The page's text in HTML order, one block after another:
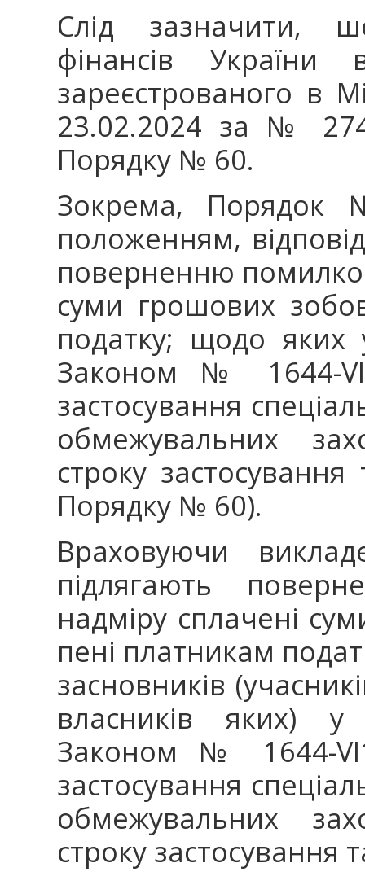
Слід зазначити,
фінансів
зареєстрованого в
23.02.2024 за №
Порядку № 60.
Зокрема,
положенням,
поверненню
суми грошових
податку; щодо яких
Законом № 1644-
застосування
обмежувальних
строку
Порядку № 60).
Враховуючи
підлягають
надміру сплачені
пені платникам
засновників
власників яких) у
Законом № 1644-
застосування
обмежувальних
строку застосування